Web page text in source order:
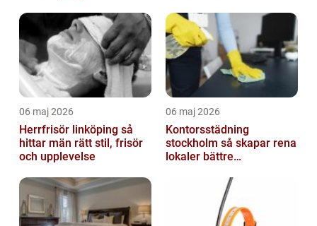
06 maj 2026
Herrfrisör linköping så
hittar män rätt stil, frisör
och upplevelse
06 maj 2026
Kontorsstädning
stockholm så skapar rena
lokaler bättre